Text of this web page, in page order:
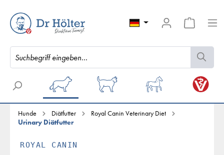
Hunde Diätfutter
Royal Canin Veterinary Diet
Urinary Diätfutter
ROYAL CANIN